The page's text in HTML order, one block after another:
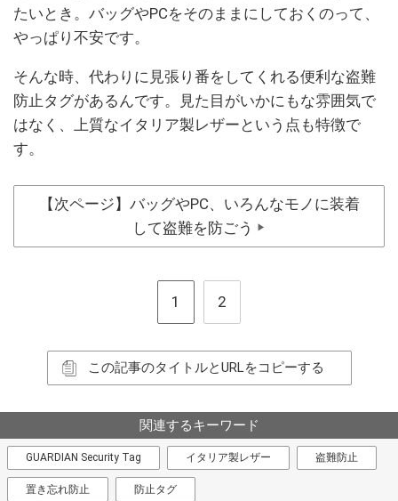
たいとき。バッグやPCをそのままにしておくのって、
やっぱり不安です。
そんな時、代わりに見張り番をしてくれる便利な盗難
防止タグがあるんです。見た目がいかにもな雰囲気で
はなく、上質なイタリア製レザーという点も特徴で
す。
【次ページ】バッグやPC、いろんなモノに装着
して盗難を防ごう
▶
1 2
この記事のタイトルとURLをコピーする
関連するキーワード
GUARDIAN Security Tag イタリア製レザー 盗難防止
置き忘れ防止 防止タグ